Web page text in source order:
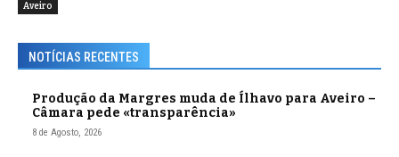
Aveiro
NOTÍCIAS RECENTES
Produção da Margres muda de Ílhavo para Aveiro –
Câmara pede «transparência»
8 de Agosto, 2026